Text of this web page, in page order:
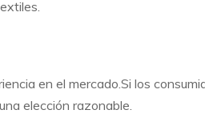
en el mercado.Si los
elección razonable.